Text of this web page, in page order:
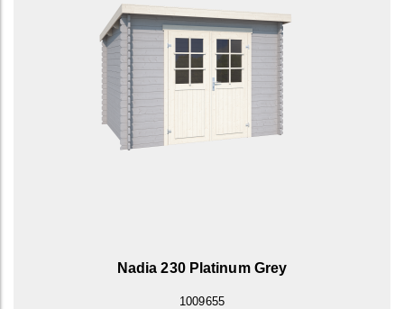
Nadia 230 Platinum Grey
1009655